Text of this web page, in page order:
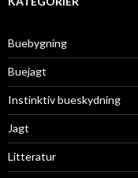
Buebygning
Buejagt
Instinktiv bueskydning
Jagt
Litteratur